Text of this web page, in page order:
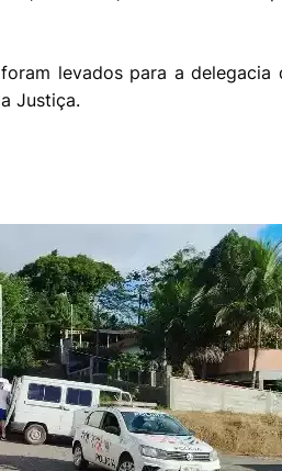
levados para a delegacia
Justiça.